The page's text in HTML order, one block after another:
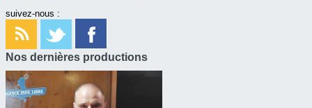
suivez-nous :
Nos dernières productions